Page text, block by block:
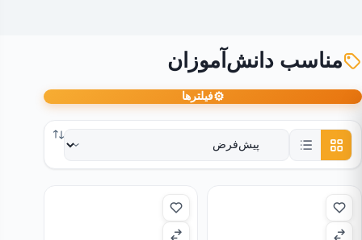
مناسب دانش‌آموزان
⚙فیلترها